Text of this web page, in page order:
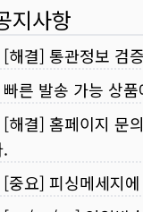
지사항
[해결] 통관정보 검
빠른 발송 가능 상품
[해결] 홈페이지 문
[중요] 피싱메세지